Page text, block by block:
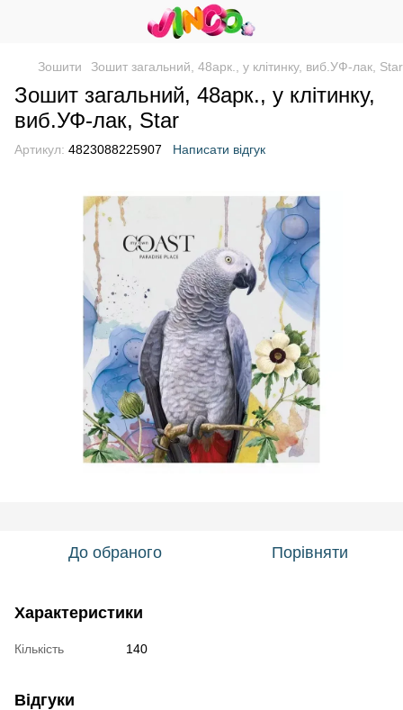
Зошити Зошит загальний, 48арк., у клітинку, виб.УФ-лак, Star
Зошит загальний, 48арк., у клітинку,
виб.УФ-лак, Star
Артикул: 4823088225907 Написати відгук
До обраного Порівняти
Характеристики
Кількість 140
Відгуки